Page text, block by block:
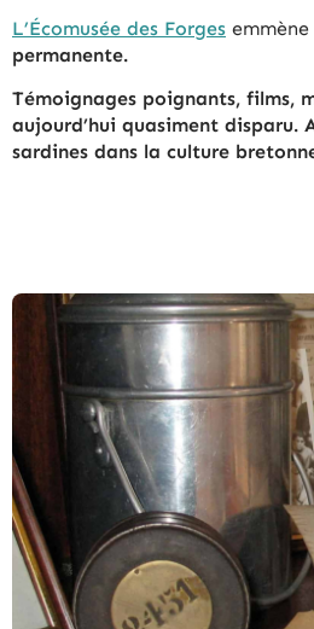
L’Écomusée des Forges
permanente.
Témoignages poignants, films,
aujourd’hui quasiment disparu.
sardines dans la culture